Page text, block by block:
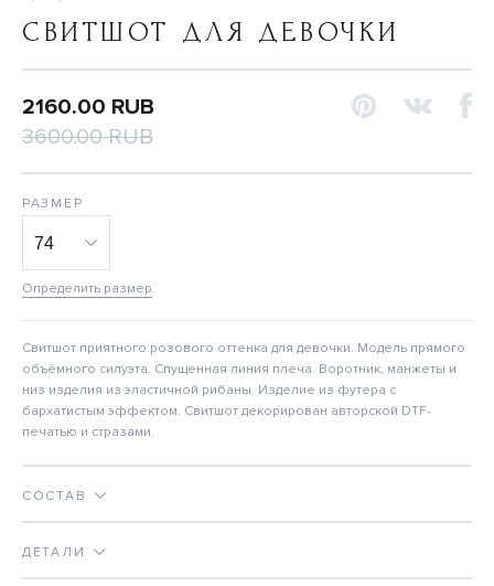
СВИТШОТ ДЛЯ ДЕВОЧКИ
2160.00 RUB
3600.00 RUB
РАЗМЕР
Определить размер
Свитшот приятного розового оттенка для девочки. Модель прямого
объёмного силуэта. Спущенная линия плеча. Воротник, манжеты и
низ изделия из эластичной рибаны. Изделие из футера с
бархатистым эффектом. Свитшот декорирован авторской DTF-
печатью и стразами.
СОСТАВ
ДЕТАЛИ